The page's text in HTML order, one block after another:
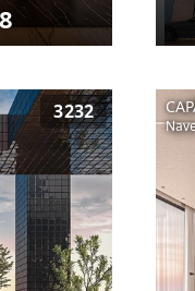
3232